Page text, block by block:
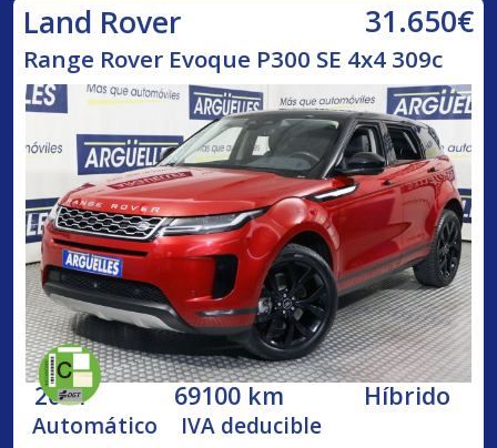
Land Rover 31.650€
Range Rover Evoque P300 SE 4x4 309c
2021 69100 km Híbrido
Automático IVA deducible